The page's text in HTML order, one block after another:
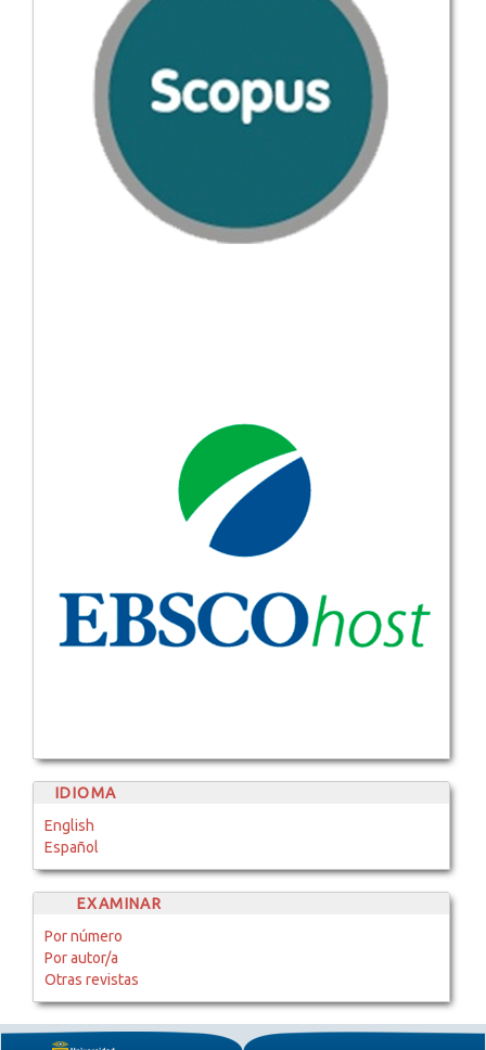
IDIOMA
English
Español
EXAMINAR
Por número
Por autor/a
Otras revistas